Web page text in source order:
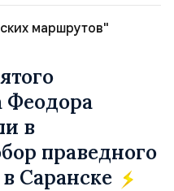
закрепляет за
маршрутов"
Феодора
в
праведного
Саранске